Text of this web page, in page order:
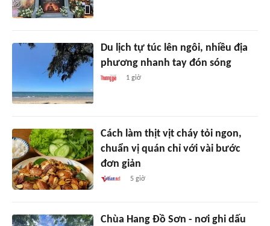
Du lịch tự túc lên ngôi, nhiều địa
phương nhanh tay đón sóng
1 giờ
Cách làm thịt vịt cháy tỏi ngon,
chuẩn vị quán chỉ với vài bước
đơn giản
5 giờ
Chùa Hang Đồ Sơn - nơi ghi dấu